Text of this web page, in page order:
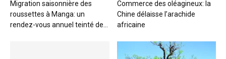
Migration saisonnière des
roussettes à Manga: un
rendez-vous annuel teinté de...
Commerce des oléagineux: la
Chine délaisse l’arachide
africaine